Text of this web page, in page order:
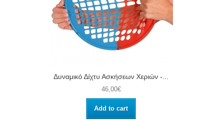
Δυναμικό Δίχτυ Ασκήσεων Χεριών -...
46,00€
Add to cart